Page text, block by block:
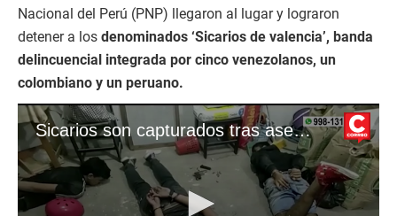
Nacional del Perú (PNP) llegaron al lugar y lograron
detener a los denominados ‘Sicarios de valencia’, banda
delincuencial integrada por cinco venezolanos, un
colombiano y un peruano.
Sicarios son capturados tras asesinar a mujer